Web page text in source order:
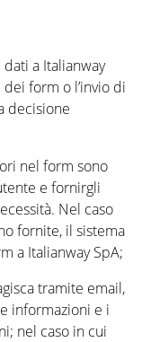
a Italianway
form o l’invio di
decisione
nel form sono
e fornirgli
Nel caso
fornite, il sistema
a Italianway SpA;
tramite email,
informazioni e i
nel caso in cui